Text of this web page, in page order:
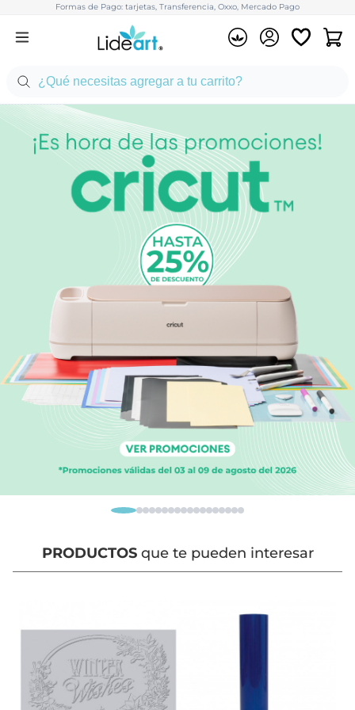
Formas de Pago: tarjetas, Transferencia, Oxxo, Mercado Pago
PRODUCTOSque te pueden interesar